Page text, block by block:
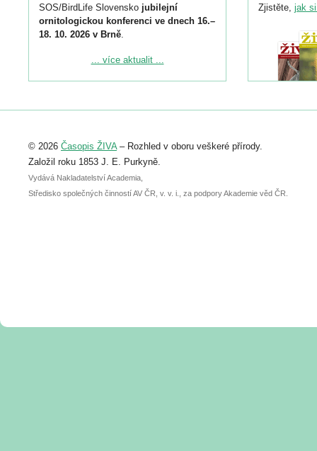
SOS/BirdLife Slovensko jubilejní
ornitologickou konferenci ve dnech 16.–
18. 10. 2026 v Brně.
Podrobnější informace ke konferenci
Registrovat se můžete do 6. září.
abstraktu přihlášené přednášky nebo
posteru je už 30. června.
... více aktualit ...
Zjistěte, jak
© 2026 Časopis ŽIVA– Rozhled v oboru veškeré přírody.
Založil roku 1853 J. E. Purkyně.
Vydává Nakladatelství Academia,
Středisko společných činností AV ČR, v. v. i., za podpory Akademie věd ČR.